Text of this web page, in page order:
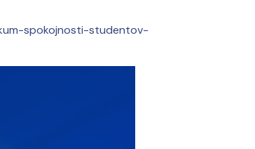
spokojnosti-studentov-